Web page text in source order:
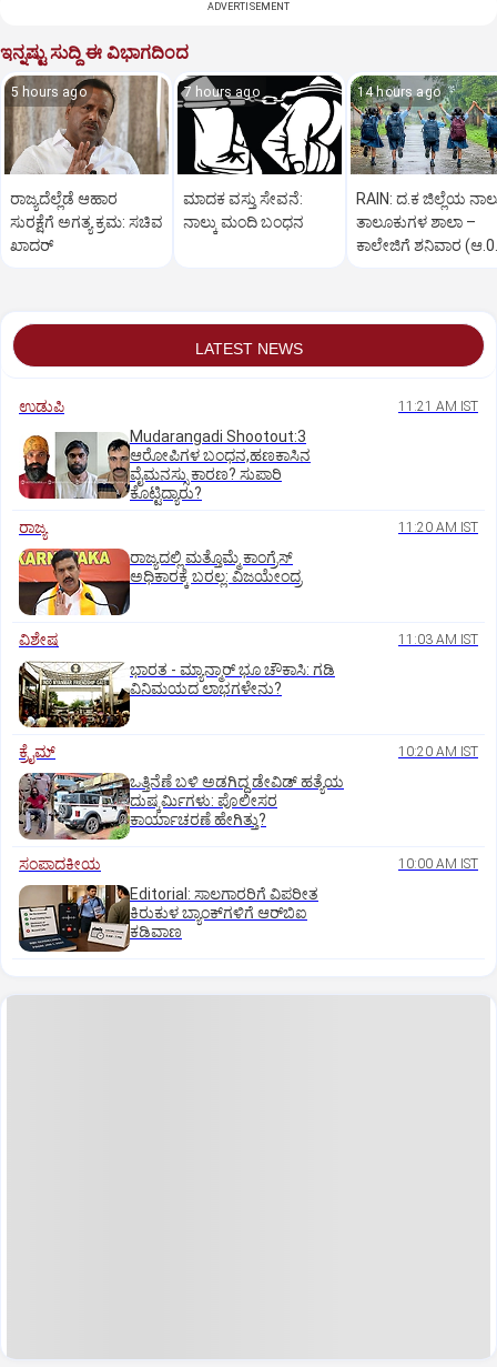
ADVERTISEMENT
ಇನ್ನಷ್ಟು ಸುದ್ದಿ ಈ ವಿಭಾಗದಿಂದ
5 hours ago
ರಾಜ್ಯದೆಲ್ಲೆಡೆ ಆಹಾರ
ಸುರಕ್ಷೆಗೆ ಅಗತ್ಯ ಕ್ರಮ: ಸಚಿವ
ಖಾದರ್
7 hours ago
ಮಾದಕ ವಸ್ತು ಸೇವನೆ:
ನಾಲ್ಕು ಮಂದಿ ಬಂಧನ
14 hours ago
RAIN: ದ.ಕ ಜಿಲ್ಲೆಯ
ತಾಲೂಕುಗಳ ಶಾಲಾ –
ಕಾಲೇಜಿಗೆ ಶನಿವಾರ
LATEST NEWS
ಉಡುಪಿ 11:21 AM IST
Mudarangadi Shootout:‌3
ಆರೋಪಿಗಳ ಬಂಧನ,ಹಣಕಾಸಿನ
ವೈಮನಸ್ಸು ಕಾರಣ? ಸುಪಾರಿ
ಕೊಟ್ಟಿದ್ಯಾರು?
ರಾಜ್ಯ
11:20 AM IST
ರಾಜ್ಯದಲ್ಲಿ ಮತ್ತೊಮ್ಮೆ ಕಾಂಗ್ರೆಸ್‌
ಅಧಿಕಾರಕ್ಕೆ ಬರಲ್ಲ: ವಿಜಯೇಂದ್ರ
ವಿಶೇಷ 11:03 AM IST
ಭಾರತ -‌ ಮ್ಯಾನ್ಮಾರ್ ಭೂ ಚೌಕಾಸಿ: ಗಡಿ
ವಿನಿಮಯದ ಲಾಭಗಳೇನು?
ಕ್ರೈಮ್ 10:20 AM IST
ಒತ್ತಿನೆಣೆ ಬಳಿ ಅಡಗಿದ್ದ ಡೇವಿಡ್‌ ಹತ್ಯೆಯ
ದುಷ್ಕರ್ಮಿಗಳು: ಪೊಲೀಸರ
ಕಾರ್ಯಾಚರಣೆ ಹೇಗಿತ್ತು?
ಸಂಪಾದಕೀಯ 10:00 AM IST
Editorial: ಸಾಲಗಾರರಿಗೆ ವಿಪರೀತ
ಕಿರುಕುಳ ಬ್ಯಾಂಕ್‌ಗಳಿಗೆ ಆರ್‌ಬಿಐ
ಕಡಿವಾಣ